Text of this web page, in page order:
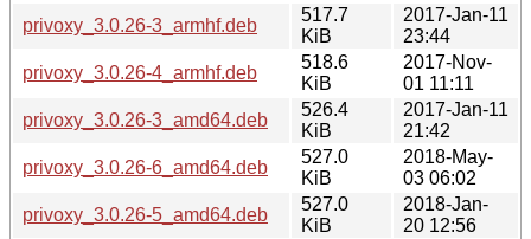
privoxy_3.0.26-3_armhf.deb
517.7
KiB
2017-Jan-11
23:44
privoxy_3.0.26-4_armhf.deb
518.6
KiB
2017-Nov-
01 11:11
privoxy_3.0.26-3_amd64.deb
526.4
KiB
2017-Jan-11
21:42
privoxy_3.0.26-6_amd64.deb
527.0
KiB
2018-May-
03 06:02
privoxy_3.0.26-5_amd64.deb
527.0
KiB
2018-Jan-
20 12:56